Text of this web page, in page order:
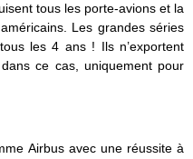
tous les porte-avions et la
Les grandes séries
les 4 ans ! Ils n’exportent
ce cas, uniquement pour
Airbus avec une réussite à